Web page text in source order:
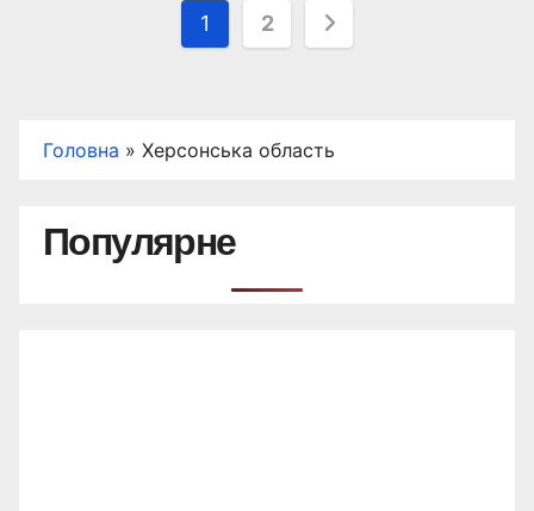
Пагінація
1 2
Головна » Херсонська область
Популярне